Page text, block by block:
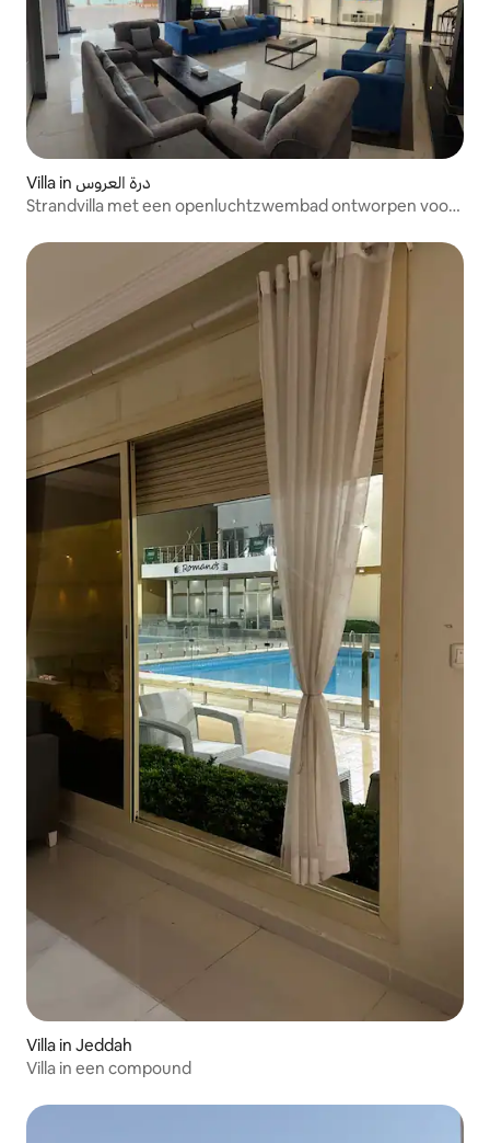
Villa in درة العروس
Strandvilla met een openluchtzwembad ontworpen voor
Villa in Jeddah
Villa in een compound